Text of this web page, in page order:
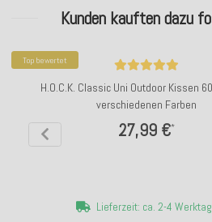
Kunden kauften dazu
Top bewertet
H.O.C.K. Classic Uni Outdoor Kissen
verschiedenen Farben
27,99 €*
Lieferzeit: ca. 2-4